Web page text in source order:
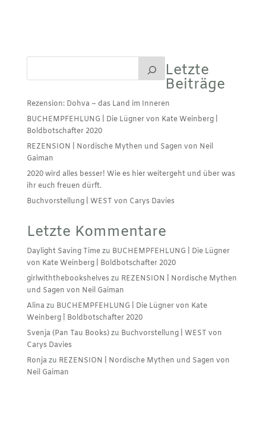
Letzte
Beiträge
Rezension: Dohva – das Land im Inneren
BUCHEMPFEHLUNG | Die Lügner von Kate Weinberg |
Boldbotschafter 2020
REZENSION | Nordische Mythen und Sagen von Neil
Gaiman
2020 wird alles besser! Wie es hier weitergeht und über was
ihr euch freuen dürft.
Buchvorstellung | WEST von Carys Davies
Letzte Kommentare
Daylight Saving Timezu BUCHEMPFEHLUNG | Die Lügner
von Kate Weinberg | Boldbotschafter 2020
girlwiththebookshelveszu REZENSION | Nordische Mythen
und Sagen von Neil Gaiman
Alina zu BUCHEMPFEHLUNG | Die Lügner von Kate
Weinberg | Boldbotschafter 2020
Svenja (Pan Tau Books)zu Buchvorstellung | WEST von
Carys Davies
Ronja zu REZENSION | Nordische Mythen und Sagen von
Neil Gaiman